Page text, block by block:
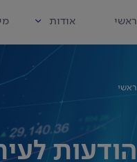
ראשי אודות
ראשי
הודעות